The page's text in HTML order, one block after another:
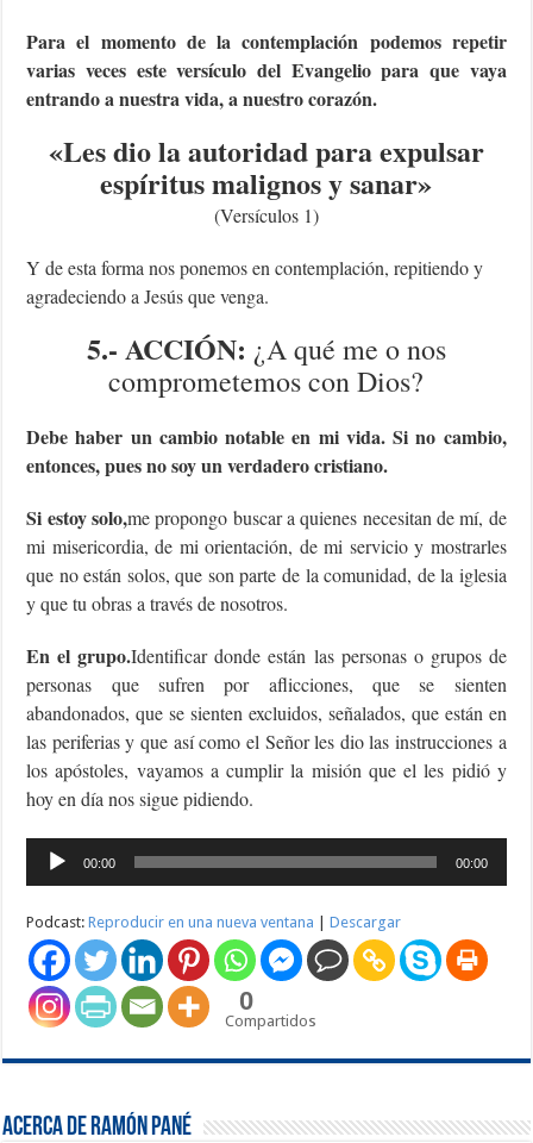
Para el momento de la contemplación podemos repetir
varias veces este versículo del Evangelio para que vaya
entrando a nuestra vida, a nuestro corazón.
«Les dio la autoridad para expulsar
espíritus malignos y sanar»
(Versículos 1)
Y de esta forma nos ponemos en contemplación, repitiendo y
agradeciendo a Jesús que venga.
5.- ACCIÓN: ¿A qué me o nos
comprometemos con Dios?
Debe haber un cambio notable en mi vida. Si no cambio,
entonces, pues no soy un verdadero cristiano.
Si estoy solo,me propongo buscar a quienes necesitan de mí, de
mi misericordia, de mi orientación, de mi servicio y mostrarles
que no están solos, que son parte de la comunidad, de la iglesia
y que tu obras a través de nosotros.
En el grupo.Identificar donde están las personas o grupos de
personas que sufren por aflicciones, que se sienten
abandonados, que se sienten excluidos, señalados, que están en
las periferias y que así como el Señor les dio las instrucciones a
los apóstoles, vayamos a cumplir la misión que el les pidió y
hoy en día nos sigue pidiendo.
Reproductor
00:00 00:00
Podcast:Reproducir en una nueva ventana |Descargar
0
Compartidos
Acerca de Ramón Pané